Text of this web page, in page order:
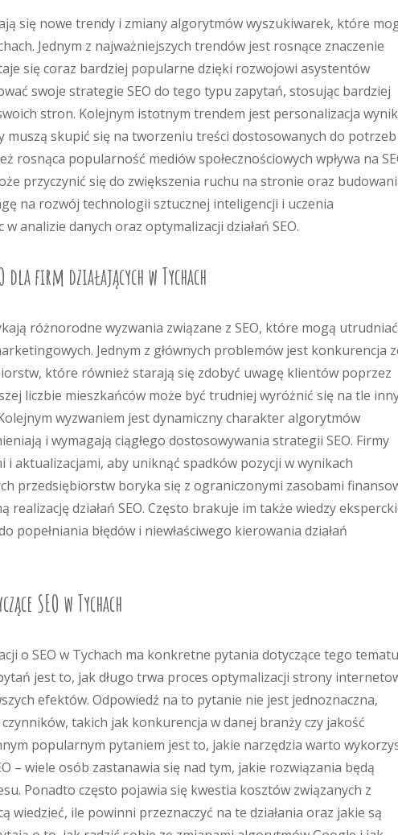
się nowe trendy i zmiany algorytmów wyszukiwarek, które
Jednym z najważniejszych trendów jest rosnące znaczenie
się coraz bardziej popularne dzięki rozwojowi asystentów
swoje strategie SEO do tego typu zapytań, stosując bardziej
stron. Kolejnym istotnym trendem jest personalizacja
muszą skupić się na tworzeniu treści dostosowanych do
rosnąca popularność mediów społecznościowych wpływa na
przyczynić się do zwiększenia ruchu na stronie oraz
na rozwój technologii sztucznej inteligencji i uczenia
analizie danych oraz optymalizacji działań SEO.
dla firm działających w Tychach
różnorodne wyzwania związane z SEO, które mogą utrudniać
Jednym z głównych problemów jest konkurencja
które również starają się zdobyć uwagę klientów poprzez
liczbie mieszkańców może być trudniej wyróżnić się na tle
wyzwaniem jest dynamiczny charakter algorytmów
i wymagają ciągłego dostosowywania strategii SEO. Firmy
i aktualizacjami, aby uniknąć spadków pozycji w wynikach
przedsiębiorstw boryka się z ograniczonymi zasobami
działań SEO. Często brakuje im także wiedzy
popełniania błędów i niewłaściwego kierowania działań
SEO w Tychach
o SEO w Tychach ma konkretne pytania dotyczące tego
jest to, jak długo trwa proces optymalizacji strony
efektów. Odpowiedź na to pytanie nie jest jednoznaczna,
takich jak konkurencja w danej branży czy jakość
popularnym pytaniem jest to, jakie narzędzia warto
– wiele osób zastanawia się nad tym, jakie rozwiązania będą
Ponadto często pojawia się kwestia kosztów związanych z
wiedzieć, ile powinni przeznaczyć na te działania oraz jakie są